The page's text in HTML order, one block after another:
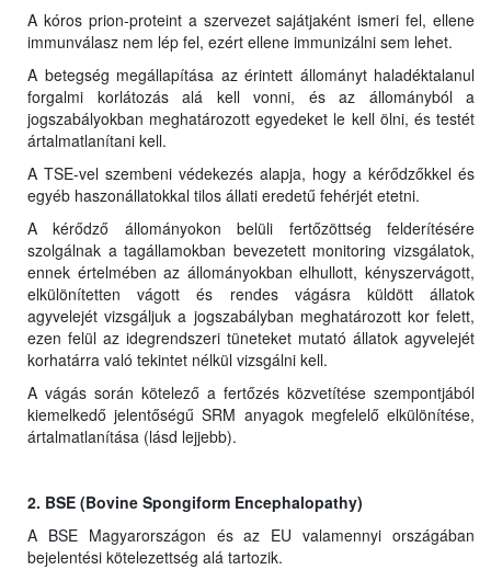
A kóros prion-proteint a szervezet sajátjaként ismeri fel, ellene
immunválasz nem lép fel, ezért ellene immunizálni sem lehet.
A betegség megállapítása az érintett állományt haladéktalanul
forgalmi korlátozás alá kell vonni, és az állományból a
jogszabályokban meghatározott egyedeket le kell ölni, és testét
ártalmatlanítani kell.
A TSE-vel szembeni védekezés alapja, hogy a kérődzőkkel és
egyéb haszonállatokkal tilos állati eredetű fehérjét etetni.
A kérődző állományokon belüli fertőzöttség felderítésére
szolgálnak a tagállamokban bevezetett monitoring vizsgálatok,
ennek értelmében az állományokban elhullott, kényszervágott,
elkülönítetten vágott és rendes vágásra küldött állatok
agyvelejét vizsgáljuk a jogszabályban meghatározott kor felett,
ezen felül az idegrendszeri tüneteket mutató állatok agyvelejét
korhatárra való tekintet nélkül vizsgálni kell.
A vágás során kötelező a fertőzés közvetítése szempontjából
kiemelkedő jelentőségű SRM anyagok megfelelő elkülönítése,
ártalmatlanítása (lásd lejjebb).
2. BSE (Bovine Spongiform Encephalopathy)
A BSE Magyarországon és az EU valamennyi országában
bejelentési kötelezettség alá tartozik.